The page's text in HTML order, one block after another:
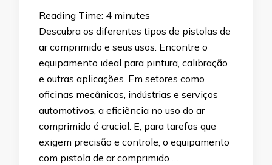
Reading Time: 4 minutes
Descubra os diferentes tipos de pistolas de
ar comprimido e seus usos. Encontre o
equipamento ideal para pintura, calibração
e outras aplicações. Em setores como
oficinas mecânicas, indústrias e serviços
automotivos, a eficiência no uso do ar
comprimido é crucial. E, para tarefas que
exigem precisão e controle, o equipamento
com pistola de ar comprimido …